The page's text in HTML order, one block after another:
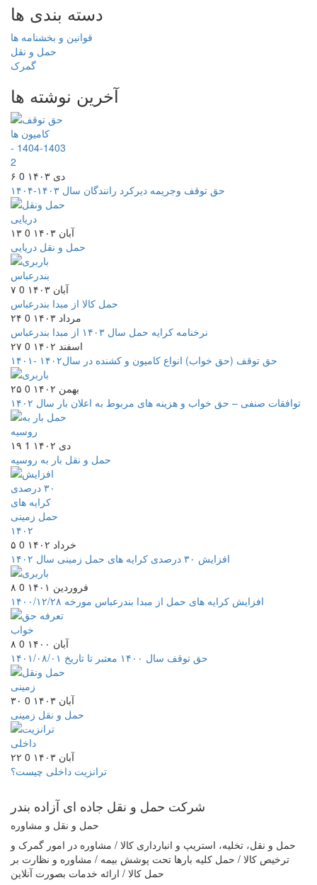
دسته بندی ها
قوانین و بخشنامه ها
حمل و نقل
گمرک
آخرین نوشته ها
۶ دی ۱۴۰۳
0
حق توقف وجریمه دیرکرد رانندگان سال ۱۴۰۳-۱۴۰۴
۱۳ آبان ۱۴۰۳
0
حمل و نقل دریایی
۷ آبان ۱۴۰۳
0
حمل کالا از مبدا بندرعباس
۲۴ مرداد ۱۴۰۳
0
نرخنامه کرایه حمل سال ۱۴۰۳ از مبدا بندرعباس
۲۷ اسفند ۱۴۰۲
0
حق توقف (حق خواب) انواع کامیون و کشنده در سال۱۴۰۲ -۱۴۰۱
۲۵ بهمن ۱۴۰۲
0
توافقات صنفی – حق خواب و هزینه های مربوط به اعلان بار سال ۱۴۰۲
۱۹ دی ۱۴۰۲
1
حمل و نقل بار به روسیه
۵ خرداد ۱۴۰۲
0
افزایش ۳۰ درصدی کرایه های حمل زمینی سال ۱۴۰۲
۸ فروردین ۱۴۰۱
0
افزایش کرایه های حمل از مبدا بندرعباس مورخه ۱۴۰۰/۱۲/۲۸
۸ آبان ۱۴۰۰
0
حق توقف سال ۱۴۰۰ معتبر تا تاریخ ۱۴۰۱/۰۸/۰۱
۳۰ آبان ۱۴۰۳
0
حمل و نقل زمینی
۲۲ آبان ۱۴۰۳
0
ترانزیت داخلی چیست؟
شرکت حمل و نقل جاده ایآزاده بندر
حمل و نقل و مشاوره
حمل و نقل، تخلیه، استریپ و انبارداری کالا / مشاوره در امور گمرک و
ترخیص کالا / حمل کلیه بارها تحت پوشش بیمه / مشاوره و نظارت بر
حمل کالا / ارائه خدمات بصورت آنلاین